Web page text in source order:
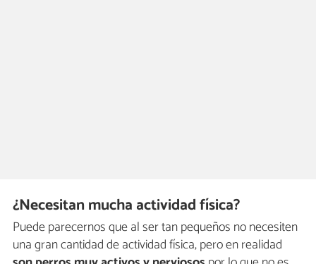
¿Necesitan mucha actividad física?
Puede parecernos que al ser tan pequeños no necesiten
una gran cantidad de actividad física, pero en realidad